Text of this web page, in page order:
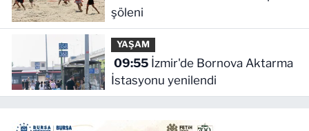
şöleni
YAŞAM
09:55İzmir'de Bornova Aktarma
İstasyonu yenilendi